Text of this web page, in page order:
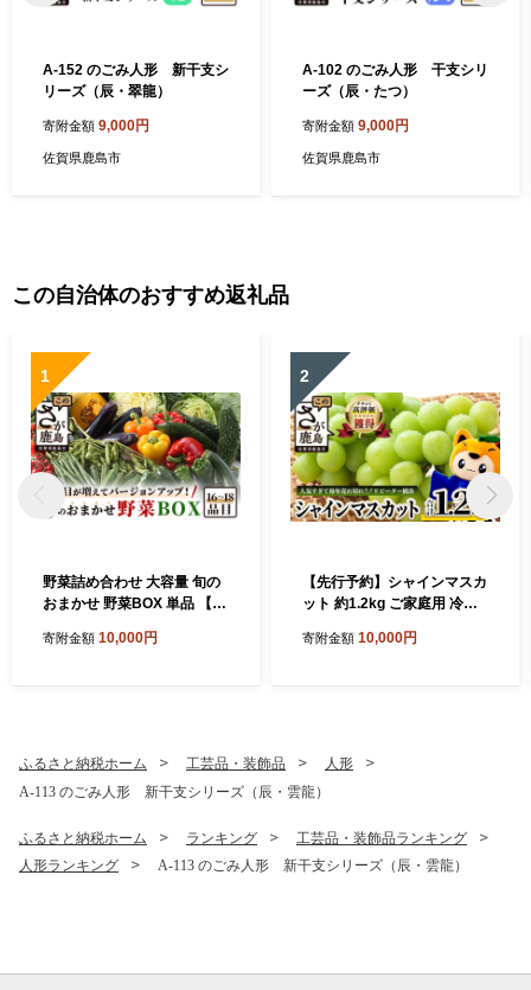
A-152 のごみ人形 新干支シ
リーズ（辰・翠龍）
寄附金額 9,000円
佐賀県鹿島市
A-102 のごみ人形 干支シリ
ーズ（辰・たつ）
寄附金額 9,000円
佐賀県鹿島市
この自治体のおすすめ返礼品
1
野菜詰め合わせ 大容量 旬の
おまかせ 野菜BOX 単品 【16
野菜セット セット 旬 1回 お
やさい ヤサイ 九州 佐賀県 鹿
島市 B-690
寄附金額 10,000円
2
【先行予約】シャインマスカ
ット 約1.2kg ご家庭用 冷蔵
送】 B-658
寄附金額 10,000円
ふるさと納税ホーム 工芸品・装飾品
人形
A-113 のごみ人形 新干支シリーズ（辰・雲龍）
ふるさと納税ホーム ランキング
工芸品・装飾品ランキング
人形ランキング
A-113 のごみ人形 新干支シリーズ（辰・雲龍）